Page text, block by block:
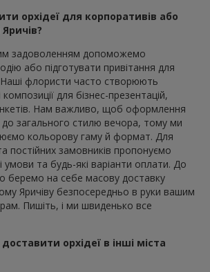
орхідеї для корпоративів або
задоволенням допоможемо
або підготувати привітання для
флористи часто створюють
для бізнес-презентацій,
Нам важливо, щоб оформлення
до загального стилю вечора, тому ми
кольорову гаму й формат. Для
постійних замовників пропонуємо
умови та будь-які варіанти оплати. До
беремо на себе масову доставку
Яричіву безпосередньо в руки вашим
Пишіть, і ми швиденько все
орхідеї в інші міста